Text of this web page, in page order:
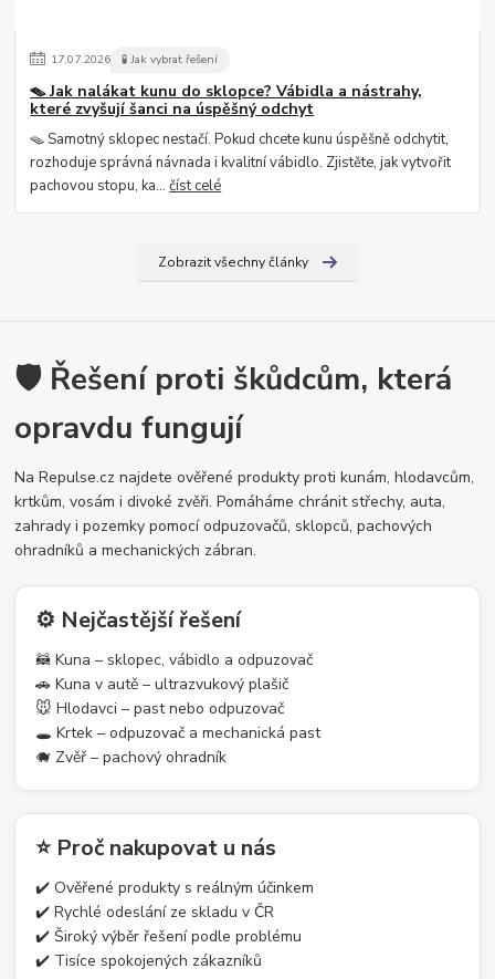
17.07.2026 🧪 Jak vybrat řešení
🪤 Jak nalákat kunu do sklopce? Vábidla a nástrahy,
které zvyšují šanci na úspěšný odchyt
🪤 Samotný sklopec nestačí. Pokud chcete kunu úspěšně odchytit,
rozhoduje správná návnada i kvalitní vábidlo. Zjistěte, jak vytvořit
pachovou stopu, ka...číst celé
Zobrazit všechny články
🛡️ Řešení proti škůdcům, která
opravdu fungují
Na Repulse.cz najdete ověřené produkty proti kunám, hlodavcům,
krtkům, vosám i divoké zvěři. Pomáháme chránit střechy, auta,
zahrady i pozemky pomocí odpuzovačů, sklopců, pachových
ohradníků a mechanických zábran.
⚙️ Nejčastější řešení
🦝 Kuna – sklopec, vábidlo a odpuzovač
🚗 Kuna v autě – ultrazvukový plašič
🐭 Hlodavci – past nebo odpuzovač
🕳️ Krtek – odpuzovač a mechanická past
🐗 Zvěř – pachový ohradník
⭐ Proč nakupovat u nás
✔️ Ověřené produkty s reálným účinkem
✔️ Rychlé odeslání ze skladu v ČR
✔️ Široký výběr řešení podle problému
✔️ Tisíce spokojených zákazníků